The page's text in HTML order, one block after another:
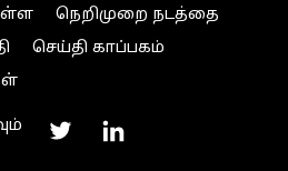
நெறிமுறை நடத்தை
செய்தி காப்பகம்